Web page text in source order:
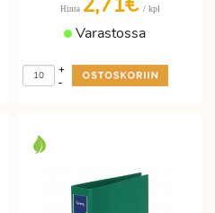
Hinta / kpl
Varastossa
-
+